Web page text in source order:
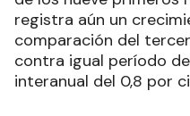
registra aún un
comparación del
contra igual período
interanual del 0,8 por